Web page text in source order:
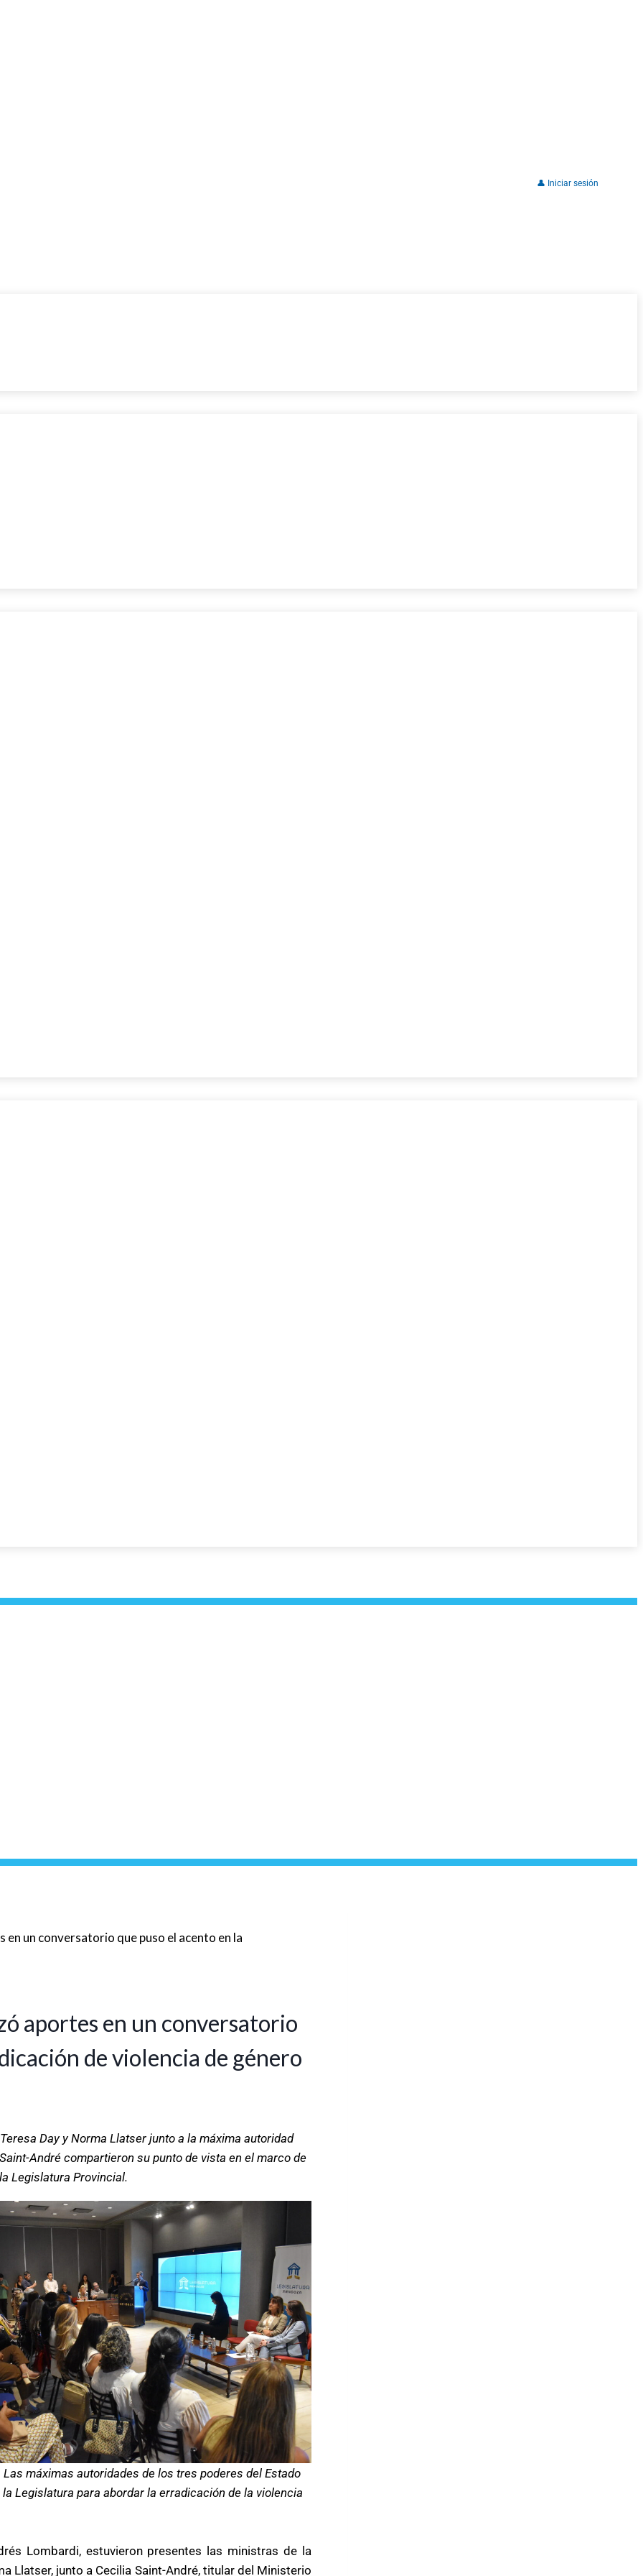
👤 Iniciar sesión
un conversatorio que puso el acento en la
aportes en un conversatorio
de violencia de género
Day y Norma Llatser junto a la máxima autoridad
André compartieron su punto de vista en el marco de
Legislatura Provincial.
Las máximas autoridades de los tres poderes del Estado
Legislatura para abordar la erradicación de la violencia
Lombardi, estuvieron presentes las ministras de la
Llatser, junto a Cecilia Saint-André, titular del Ministerio